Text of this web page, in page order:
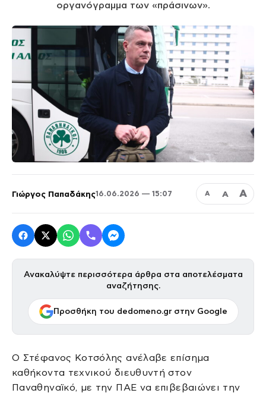
οργανόγραμμα των «πράσινων».
Γιώργος Παπαδάκης16.06.2026 — 15:07 Α Α Α
Ανακαλύψτε περισσότερα άρθρα στα αποτελέσματα
αναζήτησης.
Προσθήκη του dedomeno.gr στην Google
Ο Στέφανος Κοτσόλης ανέλαβε επίσημα
καθήκοντα τεχνικού διευθυντή στον
Παναθηναϊκό, με την ΠΑΕ να επιβεβαιώνει την